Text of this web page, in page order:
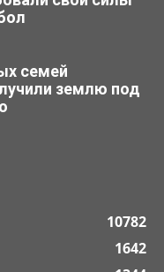
семей
землю под
10782
1642